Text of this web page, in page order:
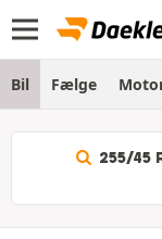
Bil Fælge
255/45